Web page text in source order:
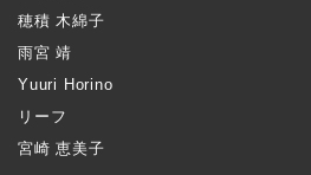
穂積 木綿子
雨宮 靖
Yuuri Horino
リーフ
宮崎 恵美子